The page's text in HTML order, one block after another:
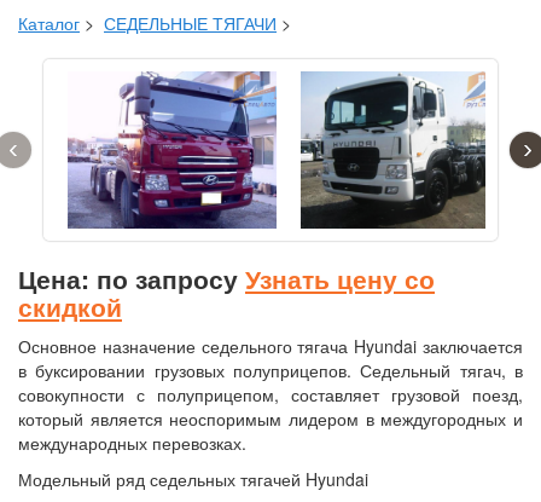
Каталог > СЕДЕЛЬНЫЕ ТЯГАЧИ >
‹ ›
Цена: по запросу Узнать цену со
скидкой
Основное назначение седельного тягача Hyundai заключается
в буксировании грузовых полуприцепов. Седельный тягач, в
совокупности с полуприцепом, составляет грузовой поезд,
который является неоспоримым лидером в междугородных и
международных перевозках.
Модельный ряд седельных тягачей Hyundai